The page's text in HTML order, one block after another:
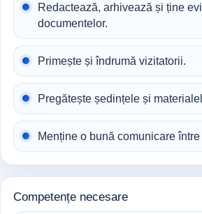
Redactează, arhivează și ține
documentelor.
Primește și îndrumă vizitatorii.
Pregătește ședințele și
Menține o bună comunicare
Competențe necesare